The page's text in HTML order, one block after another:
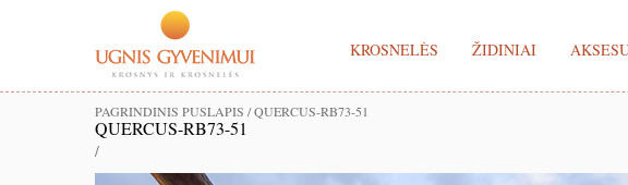
KROSNELĖS ŽIDINIAI
PAGRINDINIS PUSLAPIS /QUERCUS-RB73-51
QUERCUS-RB73-51
/